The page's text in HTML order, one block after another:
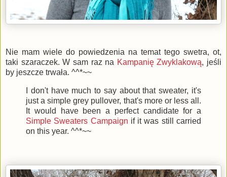
Nie mam wiele do powiedzenia na temat tego swetra, ot,
taki szaraczek. W sam raz na Kampanię Zwyklakową, jeśli
by jeszcze trwała. ^^*~~
I don't have much to say about that sweater, it's
just a simple grey pullover, that's more or less all.
It would have been a perfect candidate for a
Simple Sweaters Campaign if it was still carried
on this year. ^^*~~